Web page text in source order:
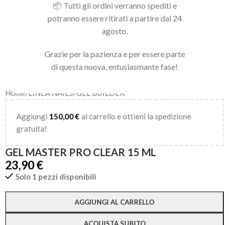
📦 Tutti gli ordini verranno spediti e
potranno essere ritirati a partire dal 24
agosto.
Grazie per la pazienza e per essere parte
di questa nuova, entusiasmante fase!
Home/ LINEA NAILS/GEL BUILDER
Aggiungi 150,00€ al carrello e ottieni la spedizione
gratuita!
GEL MASTER PRO CLEAR 15 ML
23,90€
Solo 1 pezzi disponibili
AGGIUNGI AL CARRELLO